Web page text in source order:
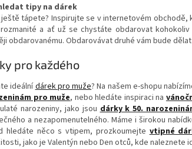
tipy na dárek
tápete? Inspirujte se v internetovém
a ať už se chystáte obdarovat
obdarovanému. Obdarovávat druhé vám bude
pro každého
ideálnídárek pro muže? Na našem e-shopu
pro muže, nebo hledáte inspiraci na
narozeniny, jako jsou dárky k 50.
a nezapomenutelného. Máme i širokou
hledáte něco s vtipem, prozkoumejte vtipné
jako je Valentýn nebo Den otců, kde naleznete